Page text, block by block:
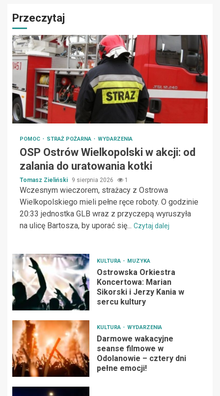
Przeczytaj
POMOC STRAŻ POŻARNA WYDARZENIA
OSP Ostrów Wielkopolski w akcji: od
zalania do uratowania kotki
Tomasz Zieliński 9 sierpnia 2026 1
Wczesnym wieczorem, strażacy z Ostrowa
Wielkopolskiego mieli pełne ręce roboty. O godzinie
20:33 jednostka GLB wraz z przyczepą wyruszyła
na ulicę Bartosza, by uporać się... Czytaj dalej
KULTURA MUZYKA
Ostrowska Orkiestra
Koncertowa: Marian
Sikorski i Jerzy Kania w
sercu kultury
KULTURA WYDARZENIA
Darmowe wakacyjne
seanse filmowe w
Odolanowie – cztery dni
pełne emocji!